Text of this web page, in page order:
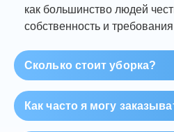
как большинство людей
собственность и
Сколько стоит уборка?
Как часто я могу